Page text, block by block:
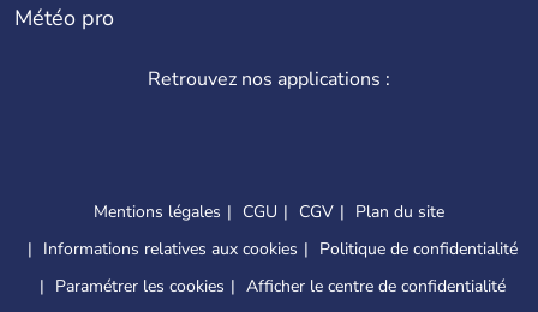
Météo pro
Retrouvez nos applications :
Mentions légales CGU CGV
Plan du site
Informations relatives aux cookies
Politique de confidentialité
Paramétrer les cookies
Afficher le centre de confidentialité